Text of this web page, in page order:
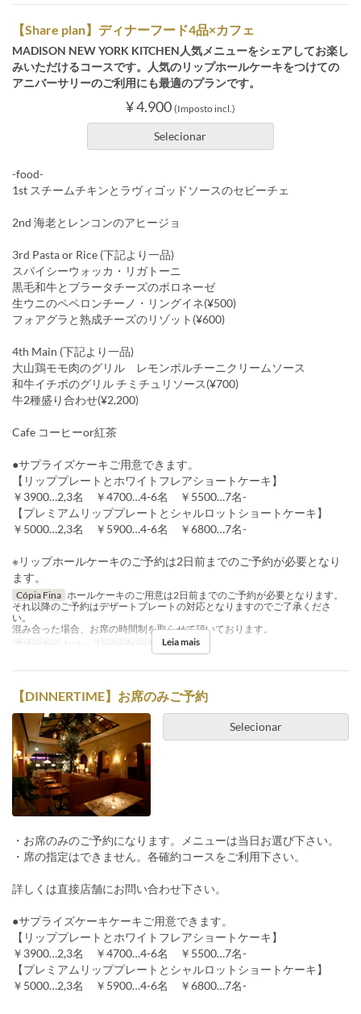
【Share plan】ディナーフード4品×カフェ
MADISON NEW YORK KITCHEN人気メニューをシェアしてお楽し
みいただけるコースです。人気のリップホールケーキをつけての
アニバーサリーのご利用にも最適のプランです。
¥ 4.900 (Imposto incl.)
Selecionar
-food-
1st スチームチキンとラヴィゴッドソースのセビーチェ
2nd 海老とレンコンのアヒージョ
3rd Pasta or Rice (下記より一品)
スパイシーウォッカ・リガトーニ
黒毛和牛とブラータチーズのボロネーゼ
生ウニのペペロンチーノ・リングイネ(¥500)
フォアグラと熟成チーズのリゾット(¥600)
4th Main (下記より一品)
大山鶏モモ肉のグリル レモンポルチーニクリームソース
和牛イチボのグリル チミチュリソース(¥700)
牛2種盛り合わせ(¥2,200)
Cafe コーヒーor紅茶
●サプライズケーキご用意できます。
【リッププレートとホワイトフレアショートケーキ】
￥3900…2,3名 ￥4700…4-6名 ￥5500…7名-
【プレミアムリッププレートとシャルロットショートケーキ】
￥5000…2,3名 ￥5900…4-6名 ￥6800…7名-
※リップホールケーキのご予約は2日前までのご予約が必要となり
ます。
Cópia Fina ホールケーキのご用意は2日前までのご予約が必要となります。
それ以降のご予約はデザートプレートの対応となりますのでご了承くださ
い。
混み合った場合、お席の時間制を取らせて頂いております。
Refeições
Jantar Limite de pedido 2 ~ 8
Leia mais
【DINNERTIME】お席のみご予約
Selecionar
・お席のみのご予約になります。メニューは当日お選び下さい。
・席の指定はできません。各確約コースをご利用下さい。
詳しくは直接店舗にお問い合わせ下さい。
●サプライズケーキケーキご用意できます。
【リッププレートとホワイトフレアショートケーキ】
￥3900…2,3名 ￥4700…4-6名 ￥5500…7名-
【プレミアムリッププレートとシャルロットショートケーキ】
￥5000…2,3名 ￥5900…4-6名 ￥6800…7名-